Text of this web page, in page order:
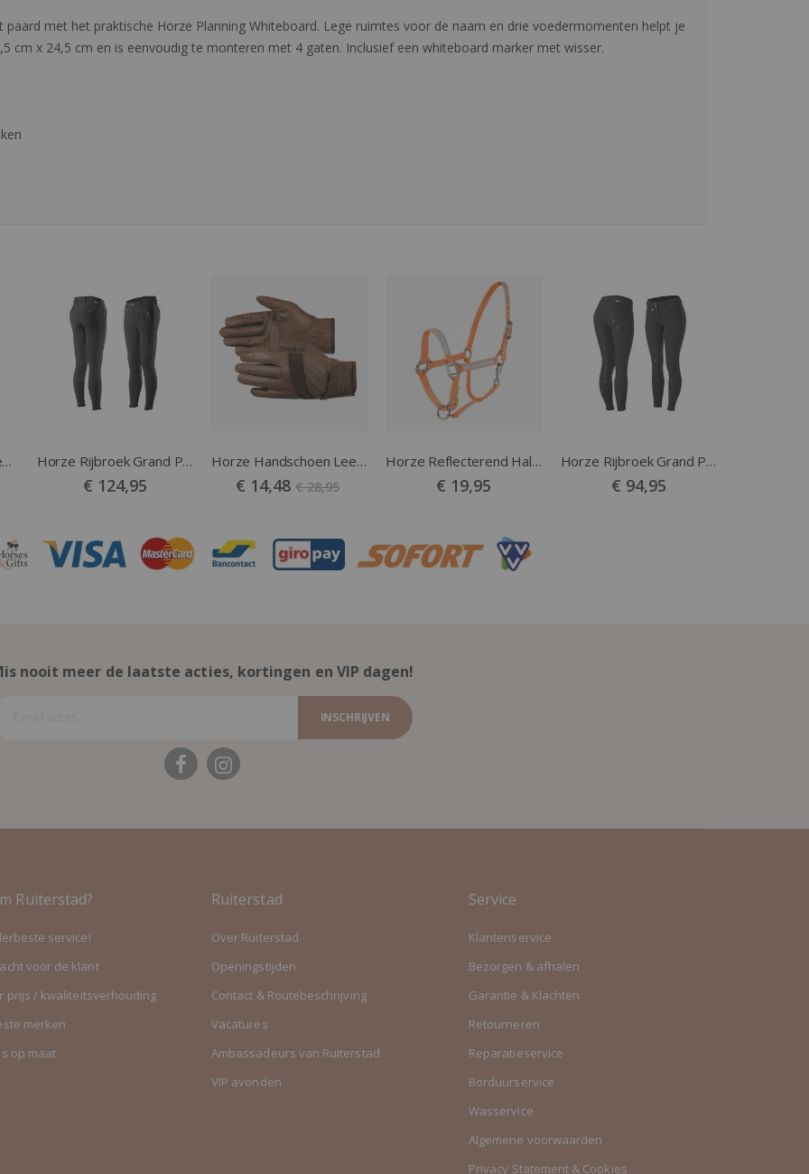
paard met het praktische Horze Planning Whiteboard. Lege ruimtes voor de naam en drie voedermomenten helpt je
cm x 24,5 cm en is eenvoudig te monteren met 4 gaten. Inclusief een whiteboard marker met wisser.
Horze Werkhandschoenen zwart Horze Rijbroek Grand Prix Men zwart
€ 124,95
Horze Handschoen Leer bruin
Vanaf
€ 14,48 € 28,95
Horze Reflecterend Halster
€ 19,95
Horze Rijbroek Grand Prix FG zwart
€ 94,95
nooit meer de laatste acties, kortingen en VIP dagen!
INSCHRIJVEN
Ruiterstad?
service!
voor de klant
prijs / kwaliteitsverhouding
merken
op maat
Ruiterstad
Over Ruiterstad
Openingstijden
Contact & Routebeschrijving
Vacatures
Ambassadeurs van Ruiterstad
VIP avonden
Service
Klantenservice
Bezorgen & afhalen
Garantie & Klachten
Retourneren
Reparatieservice
Borduurservice
Wasservice
Algemene voorwaarden
Privacy Statement & Cookies